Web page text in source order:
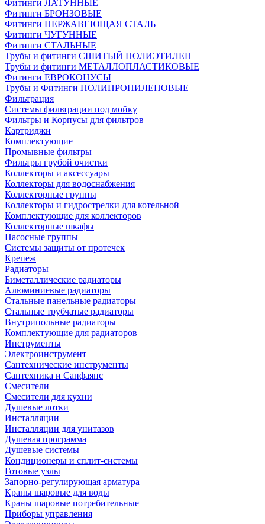
Фитинги ЛАТУННЫЕ
Фитинги БРОНЗОВЫЕ
Фитинги НЕРЖАВЕЮЩАЯ СТАЛЬ
Фитинги ЧУГУННЫЕ
Фитинги СТАЛЬНЫЕ
Трубы и фитинги СШИТЫЙ ПОЛИЭТИЛЕН
Трубы и фитинги МЕТАЛЛОПЛАСТИКОВЫЕ
Фитинги ЕВРОКОНУСЫ
Трубы и Фитинги ПОЛИПРОПИЛЕНОВЫЕ
Фильтрация
Системы фильтрации под мойку
Фильтры и Корпусы для фильтров
Картриджи
Комплектующие
Промывные фильтры
Фильтры грубой очистки
Коллекторы и аксессуары
Коллекторы для водоснабжения
Коллекторные группы
Коллекторы и гидрострелки для котельной
Комплектующие для коллекторов
Коллекторные шкафы
Насосные группы
Системы защиты от протечек
Крепеж
Радиаторы
Биметаллические радиаторы
Алюминиевые радиаторы
Стальные панельные радиаторы
Стальные трубчатые радиаторы
Внутрипольные радиаторы
Комплектующие для радиаторов
Инструменты
Электроинструмент
Сантехнические инструменты
Сантехника и Санфаянс
Смесители
Смесители для кухни
Душевые лотки
Инсталляции
Инсталляции для унитазов
Душевая программа
Душевые системы
Кондиционеры и сплит-системы
Готовые узлы
Запорно-регулирующая арматура
Краны шаровые для воды
Краны шаровые потребительные
Приборы управления